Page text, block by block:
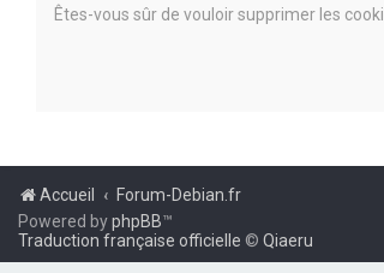
Êtes-vous sûr de vouloir supprimer les
Accueil Forum-Debian.fr
Powered byphpBB™
Traduction française officielle © Qiaeru